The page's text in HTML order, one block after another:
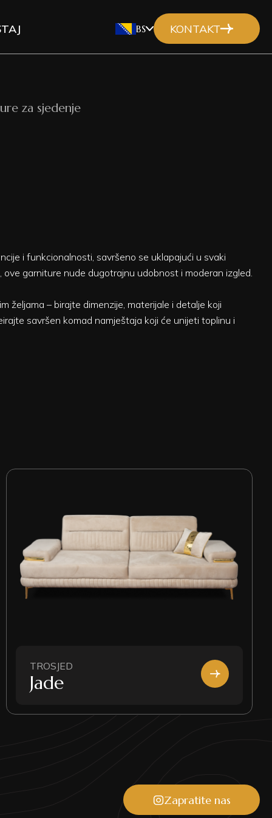
BS KONTAKT
za sjedenje
i funkcionalnosti, savršeno se uklapajući u svaki
garniture nude dugotrajnu udobnost i moderan izgled.
željama – birajte dimenzije, materijale i detalje koji
savršen komad namještaja koji će unijeti toplinu i
TROSJED
Jade
Zapratite nas